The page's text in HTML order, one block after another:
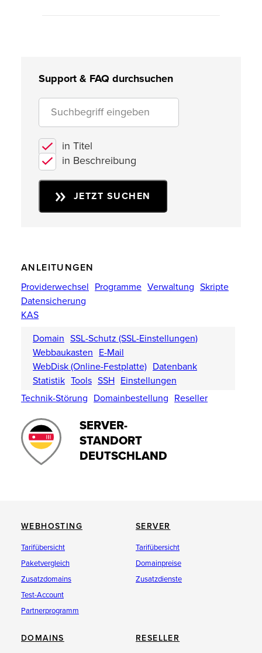
Support & FAQ durchsuchen
in Titel
in Beschreibung
JETZT SUCHEN
ANLEITUNGEN
Providerwechsel Programme Verwaltung Skripte
Datensicherung
KAS
Domain SSL-Schutz (SSL-Einstellungen)
Webbaukasten E-Mail
WebDisk (Online-Festplatte) Datenbank
Statistik Tools SSH Einstellungen
Technik-Störung Domainbestellung Reseller
SERVER-
STANDORT
DEUTSCHLAND
WEBHOSTING
Tarifübersicht
Paketvergleich
Zusatzdomains
Test-Account
Partnerprogramm
SERVER
Tarifübersicht
Domainpreise
Zusatzdienste
DOMAINS RESELLER